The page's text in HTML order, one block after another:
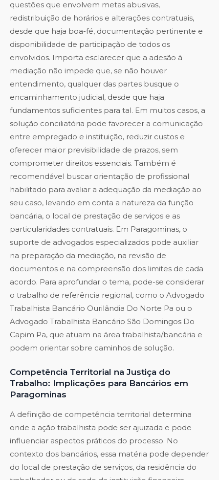
questões que envolvem metas abusivas,
redistribuição de horários e alterações contratuais,
desde que haja boa-fé, documentação pertinente e
disponibilidade de participação de todos os
envolvidos. Importa esclarecer que a adesão à
mediação não impede que, se não houver
entendimento, qualquer das partes busque o
encaminhamento judicial, desde que haja
fundamentos suficientes para tal. Em muitos casos, a
solução conciliatória pode favorecer a comunicação
entre empregado e instituição, reduzir custos e
oferecer maior previsibilidade de prazos, sem
comprometer direitos essenciais. Também é
recomendável buscar orientação de profissional
habilitado para avaliar a adequação da mediação ao
seu caso, levando em conta a natureza da função
bancária, o local de prestação de serviços e as
particularidades contratuais. Em Paragominas, o
suporte de advogados especializados pode auxiliar
na preparação da mediação, na revisão de
documentos e na compreensão dos limites de cada
acordo. Para aprofundar o tema, pode-se considerar
o trabalho de referência regional, como o Advogado
Trabalhista Bancário Ourilândia Do Norte Pa ou o
Advogado Trabalhista Bancário São Domingos Do
Capim Pa, que atuam na área trabalhista/bancária e
podem orientar sobre caminhos de solução.
Competência Territorial na Justiça do
Trabalho: Implicações para Bancários em
Paragominas
A definição de competência territorial determina
onde a ação trabalhista pode ser ajuizada e pode
influenciar aspectos práticos do processo. No
contexto dos bancários, essa matéria pode depender
do local de prestação de serviços, da residência do